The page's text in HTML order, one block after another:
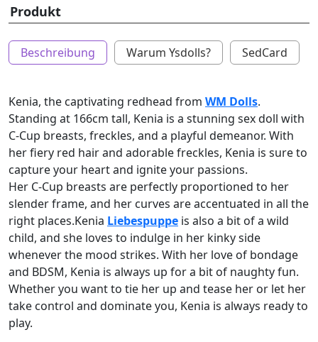
Produkt
Beschreibung Warum Ysdolls? SedCard
Kenia, the captivating redhead from WM Dolls.
Standing at 166cm tall, Kenia is a stunning sex doll with
C-Cup breasts, freckles, and a playful demeanor. With
her fiery red hair and adorable freckles, Kenia is sure to
capture your heart and ignite your passions.
Her C-Cup breasts are perfectly proportioned to her
slender frame, and her curves are accentuated in all the
right places.Kenia Liebespuppe is also a bit of a wild
child, and she loves to indulge in her kinky side
whenever the mood strikes. With her love of bondage
and BDSM, Kenia is always up for a bit of naughty fun.
Whether you want to tie her up and tease her or let her
take control and dominate you, Kenia is always ready to
play.